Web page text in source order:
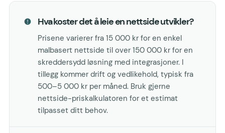
Hva koster det å leie en nettside utvikler?
Prisene varierer fra 15 000 kr for en enkel
malbasert nettside til over 150 000 kr for en
skreddersydd løsning med integrasjoner. I
tillegg kommer drift og vedlikehold, typisk fra
500–5 000 kr per måned. Bruk gjerne
nettside-priskalkulatoren for et estimat
tilpasset ditt behov.